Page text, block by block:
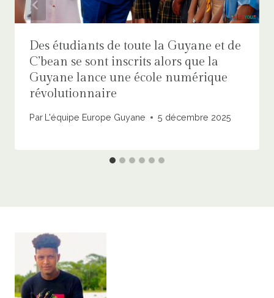
Des étudiants de toute la Guyane et de
C’bean se sont inscrits alors que la
Guyane lance une école numérique
révolutionnaire
Par L'équipe Europe Guyane 5 décembre 2025